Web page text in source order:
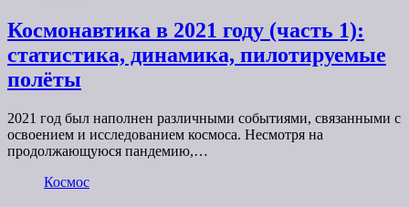
Космонавтика в 2021 году (часть 1):
статистика, динамика, пилотируемые
полёты
2021 год был наполнен различными событиями, связанными с
освоением и исследованием космоса. Несмотря на
продолжающуюся пандемию,…
Космос